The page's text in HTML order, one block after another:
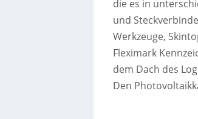
die es in
und
Werkzeuge,
Fleximark
dem Dach des
Den